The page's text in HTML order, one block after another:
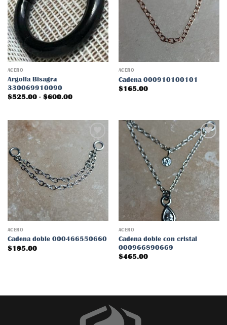
Añadir
a la
lista
de
deseos
ACERO
Argolla Bisagra
330069910090
$525.00 - $600.00Rango
$525.00
$600.00
Añadir
ACERO
Cadena 000910100101
$165.00
Añadir
a la
de
deseos
ACERO
Cadena doble 000466550660
$195.00
Añadir
a la
lista
de
deseos
ACERO
Cadena doble con cristal
000966890669
$465.00